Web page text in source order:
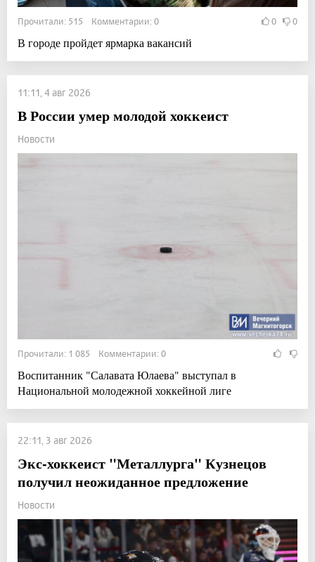
Прочитали: 515 Комментарии: 0 0 0
В городе пройдет ярмарка вакансий
11:11, 4 авг 2026
В России умер молодой хоккеист
Новости
Прочитали: 1 085 Комментарии: 0
Воспитанник "Салавата Юлаева" выступал в
Национальной молодежной хоккейной лиге
22:11, 3 авг 2026
Экс-хоккеист "Металлурга" Кузнецов
получил неожиданное предложение
Новости